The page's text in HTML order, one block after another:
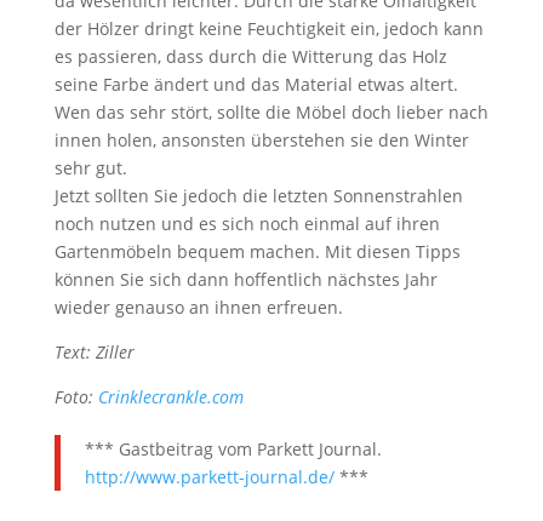
der Hölzer dringt keine Feuchtigkeit ein, jedoch kann
es passieren, dass durch die Witterung das Holz
seine Farbe ändert und das Material etwas altert.
Wen das sehr stört, sollte die Möbel doch lieber nach
innen holen, ansonsten überstehen sie den Winter
sehr gut.
Jetzt sollten Sie jedoch die letzten Sonnenstrahlen
noch nutzen und es sich noch einmal auf ihren
Gartenmöbeln bequem machen. Mit diesen Tipps
können Sie sich dann hoffentlich nächstes Jahr
wieder genauso an ihnen erfreuen.
Text: Ziller
Foto: Crinklecrankle.com
*** Gastbeitrag vom Parkett Journal.
http://www.parkett-journal.de/***